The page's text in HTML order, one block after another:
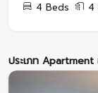
4 Beds 4
ประเภท Apartment